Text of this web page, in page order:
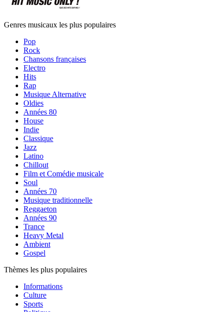
Genres musicaux les plus populaires
Pop
Rock
Chansons françaises
Electro
Hits
Rap
Musique Alternative
Oldies
Années 80
House
Indie
Classique
Jazz
Latino
Chillout
Film et Comédie musicale
Soul
Années 70
Musique traditionnelle
Reggaeton
Années 90
Trance
Heavy Metal
Ambient
Gospel
Thèmes les plus populaires
Informations
Culture
Sports